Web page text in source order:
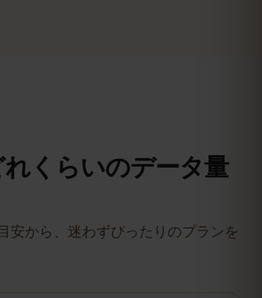
くらいのデータ量
安から、迷わずぴったりのプランを